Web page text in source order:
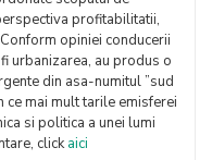
profitabilitatii,
opiniei conducerii
urbanizarea, au produs o
din asa-numitul ”sud
ce mai mult tarile emisferei
si politica a unei lumi
clickaici